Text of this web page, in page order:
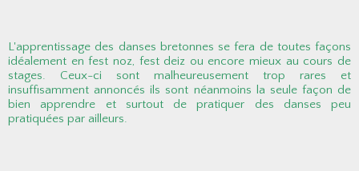
L'apprentissage des danses bretonnes se fera de toutes façons
idéalement en fest noz, fest deiz ou encore mieux au cours de
stages. Ceux-ci sont malheureusement trop rares et
insuffisamment annoncés ils sont néanmoins la seule façon de
bien apprendre et surtout de pratiquer des danses peu
pratiquées par ailleurs.